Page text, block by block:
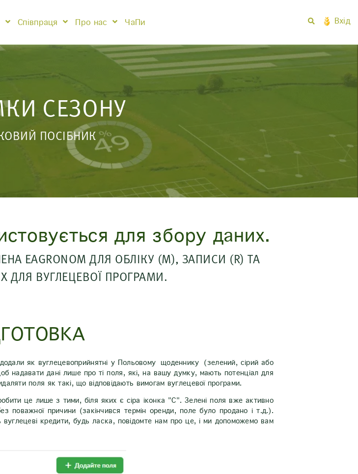
Співпраця Про нас ЧаПи Вхід
СЕЗОНУ
ПОСІБНИК
для збору даних.
EAGRONOM ДЛЯ ОБЛІКУ (M), ЗАПИСИ (R) ТА
ДЛЯ ВУГЛЕЦЕВОЇ ПРОГРАМИ.
як вуглецевоприйнятні у Польовому щоденнику (зелений, сірий або
дані лише про ті поля, які, на вашу думку, мають потенціал для
поля як такі, що відповідають вимогам вуглецевої програми.
це лише з тими, біля яких є сіра іконка "С". Зелені поля вже активно
поважної причини (закінчився термін оренди, поле було продано і т.д.).
кредити, будь ласка, повідомте нам про це, і ми допоможемо вам